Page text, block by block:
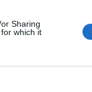
Sharing
which it
150 zł, a to dopiero